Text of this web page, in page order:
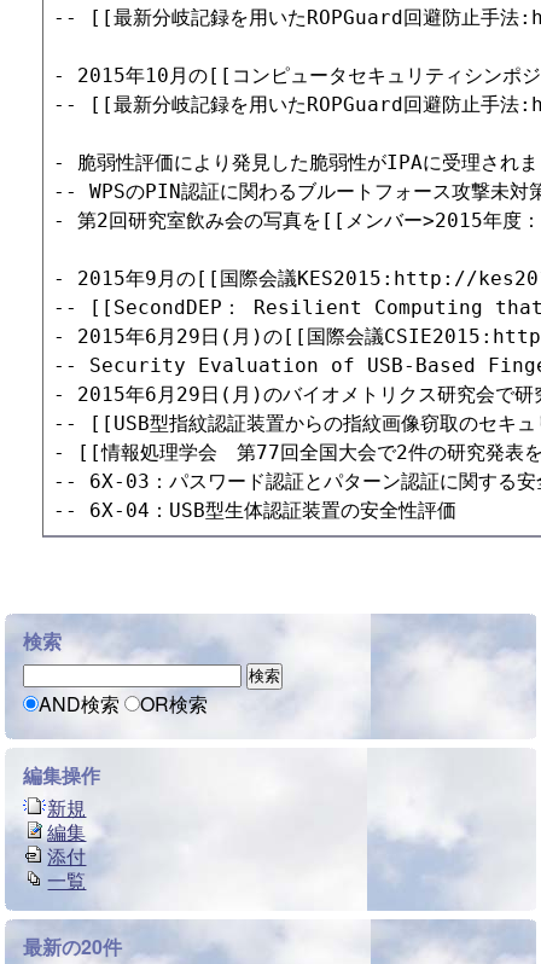
-- [[最新分岐記録を用いたROPGuard回避防
- 2015年10月の[[コンピュータセキュリティシ
-- [[最新分岐記録を用いたROPGuard回避防
- 脆弱性評価により発見した脆弱性がIPAに受理され
-- WPSのPIN認証に関わるブルートフォース攻撃未対
- 第2回研究室飲み会の写真を[[メンバー>2015年度
- 2015年9月の[[国際会議KES2015:http://
-- [[SecondDEP： Resilient Computing
- 2015年6月29日(月)の[[国際会議
-- Security Evaluation of USB-Based
- 2015年6月29日(月)のバイオメトリクス研究会で研
-- [[USB型指紋認証装置からの指紋画像窃取の
- [[情報処理学会　第77回全国大会で2件の研
-- 6X-03：パスワード認証とパターン認証に関する安
検索
AND検索 OR検索
編集操作
新規
編集
添付
一覧
最新の20件